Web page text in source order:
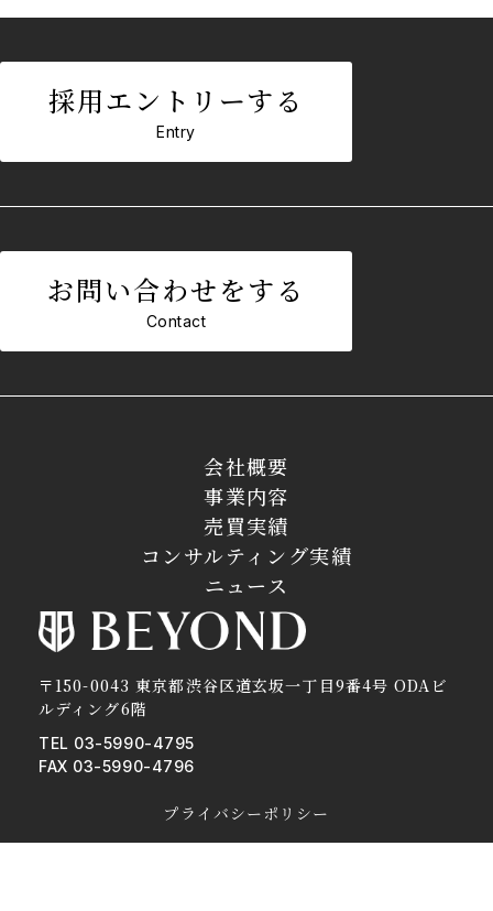
採用エントリーする
Entry
お問い合わせをする
Contact
〒150-0043 東京都渋谷区道玄坂一丁目9番4号 ODAビ
ルディング6階
TEL 03-5990-4795
FAX 03-5990-4796
会社概要
事業内容
売買実績
コンサルティング実績
ニュース
プライバシーポリシー